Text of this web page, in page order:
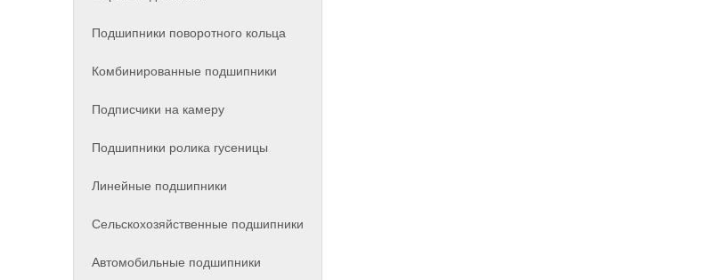
Подшипники поворотного кольца
Комбинированные подшипники
Подписчики на камеру
Подшипники ролика гусеницы
Линейные подшипники
Сельскохозяйственные подшипники
Автомобильные подшипники